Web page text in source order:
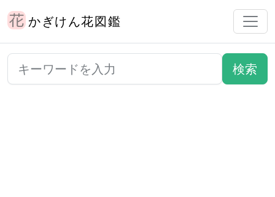
かぎけん花図鑑